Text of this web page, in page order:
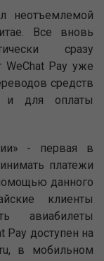
неотъемлемой
Все вновь
сразу
WeChat Pay уже
средств
и для оплаты
- первая в
платежи
данного
клиенты
авиабилеты
Pay доступен на
в мобильном